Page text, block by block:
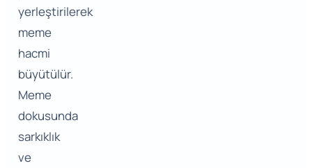
yerleştirilerek
meme
hacmi
büyütülür.
Meme
dokusunda
sarkıklık
ve